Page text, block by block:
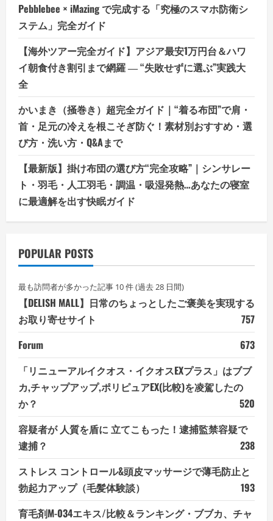
Pebblebee × iMazing で完成する「究極のスマホ防衛シ
ステム」完全ガイド
【海外ツアー完全ガイド】アジア最安1万円台＆ハワ
イ朝食付き割引まで網羅 ― “失敗せずに選ぶ”実践大
全
かいまき（掻巻き）超完全ガイド｜“着る布団”で肩・
首・足元の冷えを根こそぎ防ぐ！素材別おすすめ・選
び方・洗い方・Q&Aまで
【最新版】掛け布団の選び方“完全攻略”｜シンサレー
ト・羽毛・人工羽毛・調温・吸湿発熱…あなたの寝室
に最適解を出す快眠ガイド
POPULAR POSTS
最も訪問者が多かった記事 10 件 (過去 28 日間)
【DELISH MALL】日常のちょっとしたご褒美を実現する
お取り寄せサイト
757
Forum
673
「リニューアルイクオス・イクオスEXプラス」はブブ
カ,チャップアップ,ポリピュアEX(比較)を凌駕したの
か？
520
容疑者が 人質を盾に 立てこもった！逮捕監禁容疑で
逮捕？
238
ストレス コントロール&頭皮マッサージで薄毛防止と
勃起力アップ（毛髪体験談）
193
育毛剤M-034エキス/比較＆ランキング・ブブカ、チャ